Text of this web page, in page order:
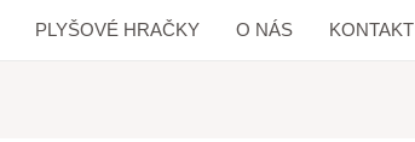
PLYŠOVÉ HRAČKY O NÁS KONTAKT